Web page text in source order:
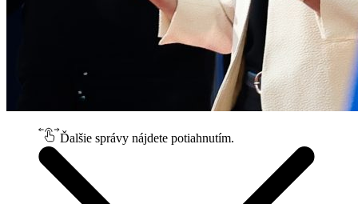
Ďalšie správy nájdete potiahnutím.